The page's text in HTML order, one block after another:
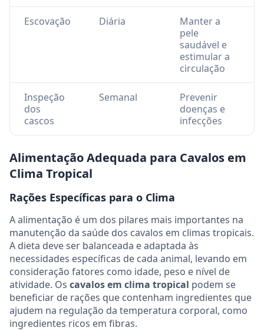
Escovação Diária
Manter a
pele
saudável e
estimular a
circulação
Inspeção
dos
cascos
Semanal
Prevenir
doenças e
infecções
Alimentação Adequada para Cavalos em
Clima Tropical
Rações Específicas para o Clima
A alimentação é um dos pilares mais importantes na
manutenção da saúde dos cavalos em climas tropicais.
A dieta deve ser balanceada e adaptada às
necessidades específicas de cada animal, levando em
consideração fatores como idade, peso e nível de
atividade. Os cavalos em clima tropical podem se
beneficiar de rações que contenham ingredientes que
ajudem na regulação da temperatura corporal, como
ingredientes ricos em fibras.